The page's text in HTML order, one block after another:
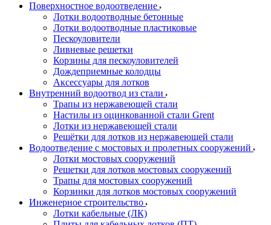
Поверхностное водоотведение
Лотки водоотводные бетонные
Лотки водоотводные пластиковые
Пескоуловители
Ливневые решетки
Корзины для пескоуловителей
Дождеприемные колодцы
Аксессуары для лотков
Внутренний водоотвод из стали
Трапы из нержавеющей стали
Настилы из оцинкованной стали Grent
Лотки из нержавеющей стали
Решётки для лотков из нержавеющей стали
Водоотведение с мостовых и пролетных сооружений
Лотки мостовых сооружений
Решетки для лотков мостовых сооружений
Трапы для мостовых сооружений
Корзинки для лотков мостовых сооружений
Инженерное строительство
Лотки кабельные (ЛК)